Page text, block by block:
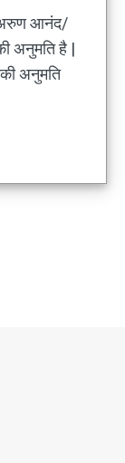
आनंद/
अनुमति है |
अनुमति